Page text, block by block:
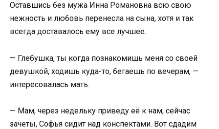
Оставшись без мужа Инна Романовна всю свою
нежность и лю6овь перенесла на сына, хотя и так
всегда доставалось ему все лучшее.
— Глебушка, ты когда познакомишь меня со своей
девушкой, ходишь куда-то, бегаешь по вечерам, —
интересовалась мать.
— Мам, через недельку приведу её к нам, сейчас
зачеты, Софья сидит над конспектами. Вот сдадим